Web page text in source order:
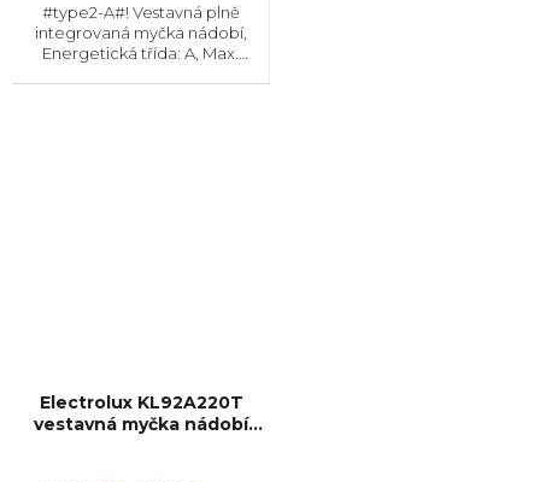
#type2-A#! Vestavná plně
integrovaná myčka nádobí,
Energetická třída: A, Max.
Electrolux KL92A220T
vestavná myčka nádobí